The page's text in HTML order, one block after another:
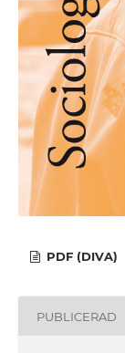
PDF (DIVA)
PUBLICERAD